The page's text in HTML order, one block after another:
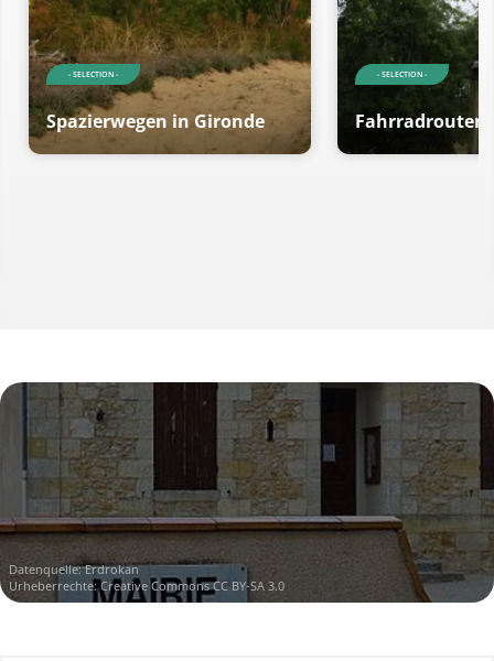
- SELECTION -
Spazierwegen in Gironde
- SELECTION -
Fahrradrouten
Datenquelle:Erdrokan
Urheberrechte:Creative Commons CC BY-SA 3.0